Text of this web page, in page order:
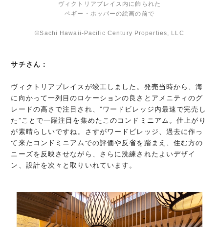
ヴィクトリアプレイス内に飾られた
ペギー・ホッパーの絵画の前で
©Sachi Hawaii-Pacific Century Properties, LLC
サチさん：
ヴィクトリアプレイスが竣工しました。発売当時から、海
に向かって一列目のロケーションの良さとアメニティのグ
レードの高さで注目され、”ワードビレッジ内最速で完売し
た”ことで一躍注目を集めたこのコンドミニアム。仕上がり
が素晴らしいですね。さすがワードビレッジ、過去に作っ
て来たコンドミニアムでの評価や反省を踏まえ、住む方の
ニーズを反映させながら、さらに洗練されたよいデザイ
ン、設計を次々と取りいれています。